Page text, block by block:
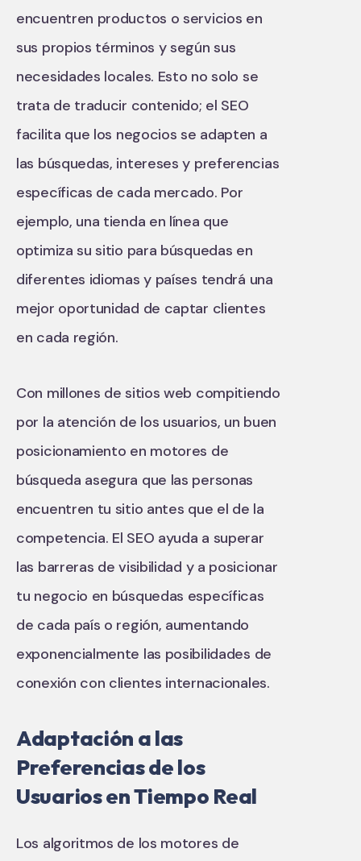
encuentren productos o servicios en
sus propios términos y según sus
necesidades locales. Esto no solo se
trata de traducir contenido; el SEO
facilita que los negocios se adapten a
las búsquedas, intereses y preferencias
específicas de cada mercado. Por
ejemplo, una tienda en línea que
optimiza su sitio para búsquedas en
diferentes idiomas y países tendrá una
mejor oportunidad de captar clientes
en cada región.
Con millones de sitios web compitiendo
por la atención de los usuarios, un buen
posicionamiento en motores de
búsqueda asegura que las personas
encuentren tu sitio antes que el de la
competencia. El SEO ayuda a superar
las barreras de visibilidad y a posicionar
tu negocio en búsquedas específicas
de cada país o región, aumentando
exponencialmente las posibilidades de
conexión con clientes internacionales.
Adaptación a las
Preferencias de los
Usuarios en Tiempo Real
Los algoritmos de los motores de